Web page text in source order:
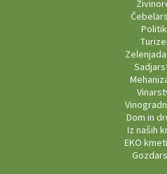
Dom in
Iz naših
EKO